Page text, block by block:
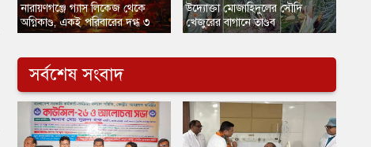
নারায়ণগঞ্জে গ্যাস লিকেজ থেকে
অগ্নিকাণ্ড, একই পরিবারের দগ্ধ ৩
উদ্যোক্তা মোজাহিদুলের সৌদি
খেজুরের বাগানে তাণ্ডব
সর্বশেষ সংবাদ